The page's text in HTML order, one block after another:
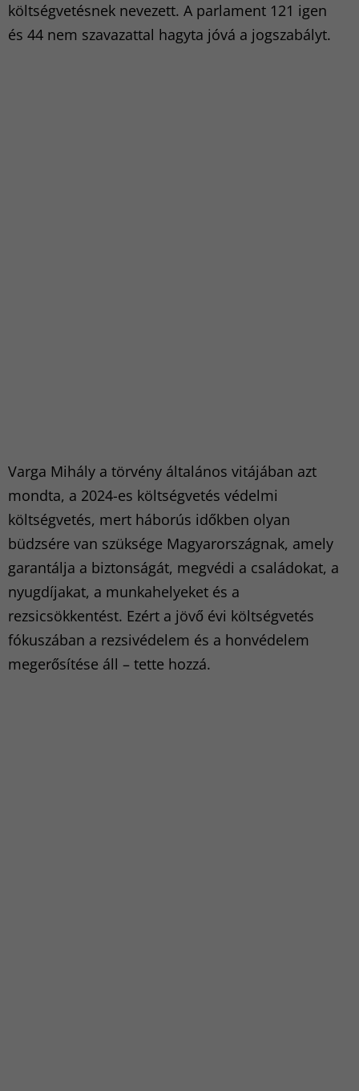
költségvetésnek nevezett. A parlament 121 igen
és 44 nem szavazattal hagyta jóvá a jogszabályt.
Varga Mihály a törvény általános vitájában azt
mondta, a 2024-es költségvetés védelmi
költségvetés, mert háborús időkben olyan
büdzsére van szüksége Magyarországnak, amely
garantálja a biztonságát, megvédi a családokat, a
nyugdíjakat, a munkahelyeket és a
rezsicsökkentést. Ezért a jövő évi költségvetés
fókuszában a rezsivédelem és a honvédelem
megerősítése áll – tette hozzá.